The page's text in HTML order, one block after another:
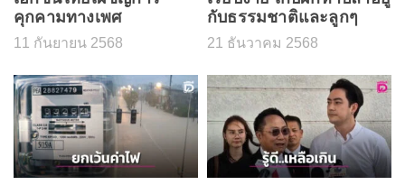
คุกคามทางเพศ
11 กันยายน 2568
กับธรรมชาติและลูกๆ
21 ธันวาคม 2568